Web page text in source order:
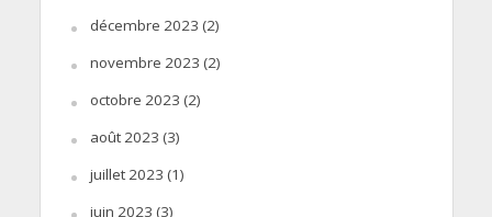
décembre 2023 (2)
novembre 2023 (2)
octobre 2023 (2)
août 2023 (3)
juillet 2023 (1)
juin 2023 (3)